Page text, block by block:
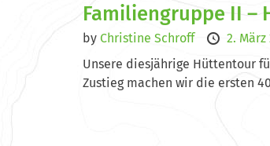
Familiengruppe II
by Christine Schroff 2. März
Unsere diesjährige Hüttentour
Zustieg machen wir die ersten